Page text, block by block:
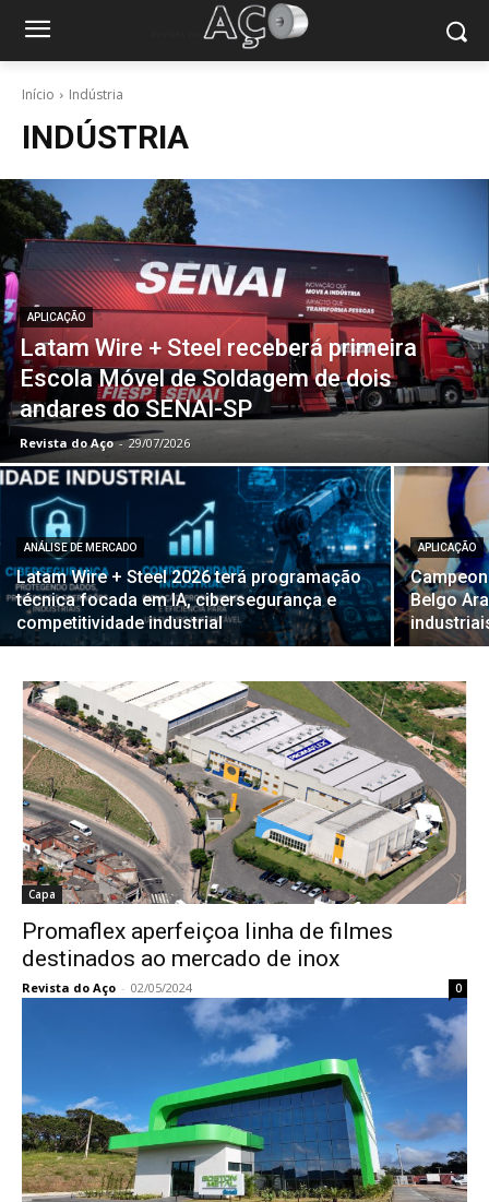
Início Indústria
INDÚSTRIA
APLICAÇÃO
Latam Wire + Steel receberá primeira
Escola Móvel de Soldagem de dois
andares do SENAI-SP
Revista do Aço - 29/07/2026
ANÁLISE DE MERCADO
Latam Wire + Steel 2026 terá programação
técnica focada em IA, cibersegurança e
competitividade industrial
APLICAÇÃO
Belgo
Capa
Promaflex aperfeiçoa linha de filmes
destinados ao mercado de inox
Revista do Aço - 02/05/2024 0